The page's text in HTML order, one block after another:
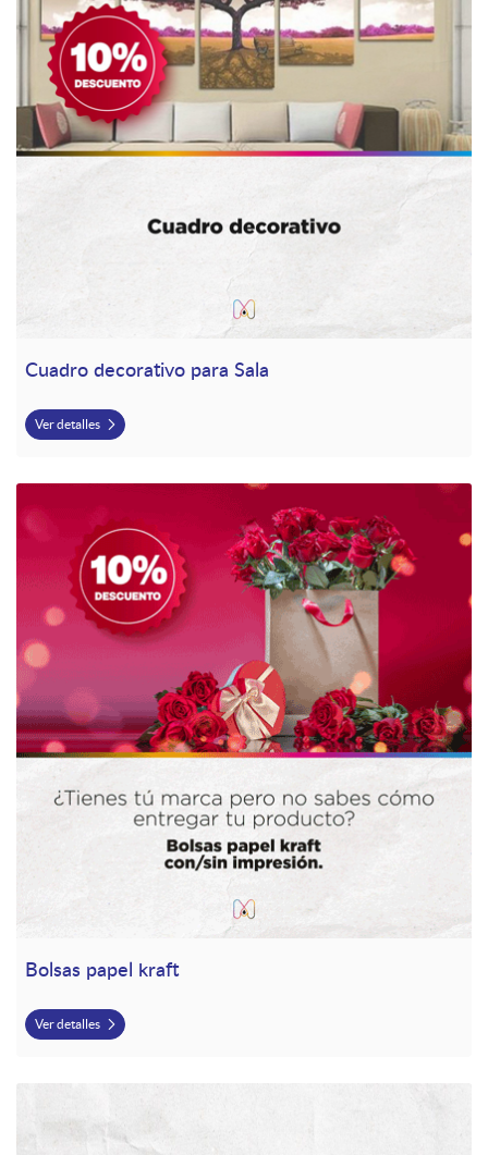
Cuadro decorativo para Sala
Ver detalles
Bolsas papel kraft
Ver detalles